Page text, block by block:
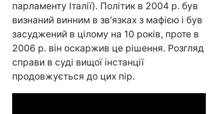
парламенту Італії). Політик в 2004 р. був
визнаний винним в зв'язках з мафією і був
засуджений в цілому на 10 років, проте в
2006 р. він оскаржив це рішення. Розгляд
справи в суді вищої інстанції
продовжується до цих пір.